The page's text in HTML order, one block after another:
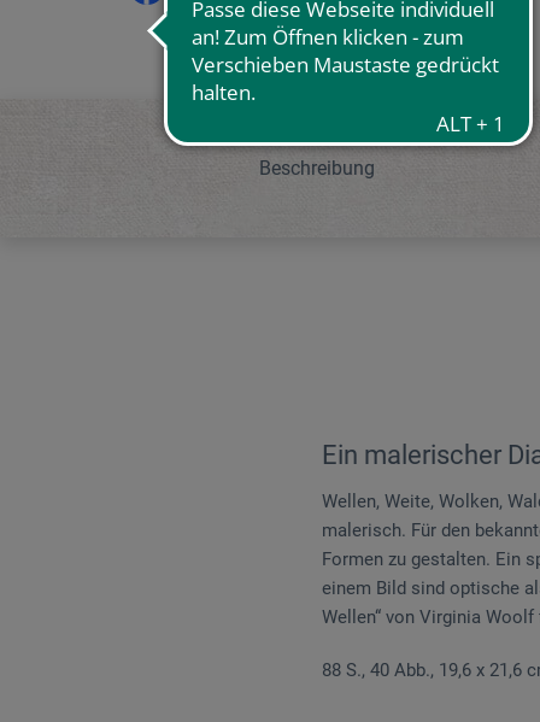
Beschreibung
Ein malerischer
Wellen, Weite, Wolken,
malerisch. Für den
Formen zu gestalten. Ein
einem Bild sind optische
Wellen“ von Virginia
88 S., 40 Abb., 19,6 x 21,6